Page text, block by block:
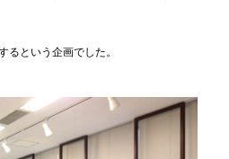
るという企画でした。